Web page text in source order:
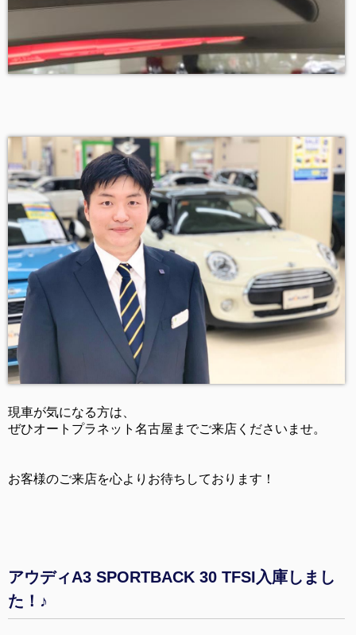
現車が気になる方は、
ぜひオートプラネット名古屋までご来店くださいませ。
お客様のご来店を心よりお待ちしております！
アウディA3 SPORTBACK 30 TFSI入庫しまし
た！♪